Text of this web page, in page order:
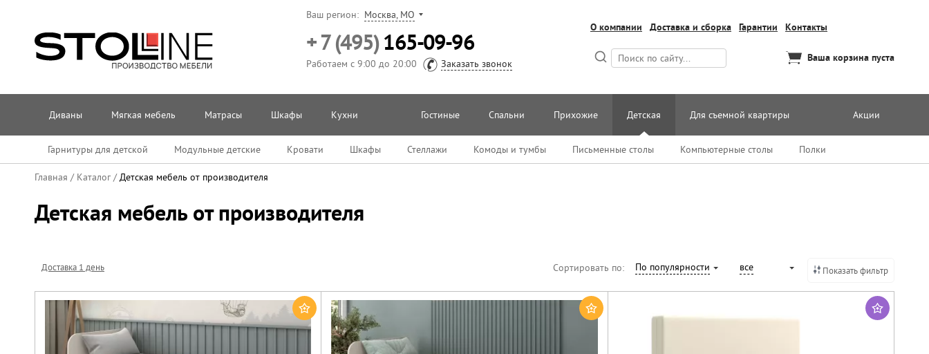
Ваш регион: Москва, МО
+ 7 (495)165-09-96
Работаем с 9:00 до 20:00 Заказать звонок
О компании Доставка и сборка Гарантии Контакты
Ваша корзина пуста
Диваны Мягкая мебель Матрасы Шкафы Кухни Гостиные Спальни Прихожие Детская Для съемной квартиры Акции
Гарнитуры для детской Модульные детские Кровати Шкафы Стеллажи Комоды и тумбы Письменные столы Компьютерные столы Полки
Главная / Каталог/Детская мебель от производителя
Детская мебель от производителя
Доставка 1 день Сортировать по: По популярности все Показать фильтр